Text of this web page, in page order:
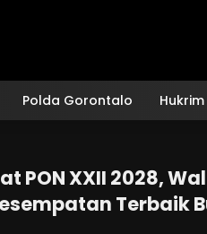
Polda Gorontalo Hukrim
PON XXII 2028,
Terbaik